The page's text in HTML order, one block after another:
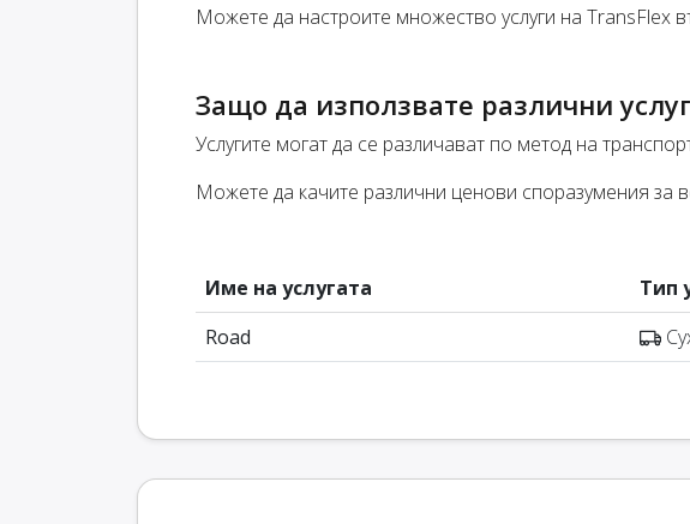
Можете да настроите множество услуги на TransFlex
Защо да използвате различни
Услугите могат да се различават по метод на
Можете да качите различни ценови споразумения за
Име на услугата
Тип
Road